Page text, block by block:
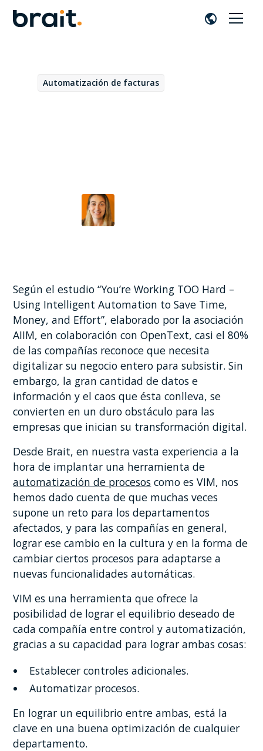
Automatización de facturas
Según el estudio “You’re Working TOO Hard –
Using Intelligent Automation to Save Time,
Money, and Effort”, elaborado por la asociación
AIIM, en colaboración con OpenText, casi el 80%
de las compañías reconoce que necesita
digitalizar su negocio entero para subsistir. Sin
embargo, la gran cantidad de datos e
información y el caos que ésta conlleva, se
convierten en un duro obstáculo para las
empresas que inician su transformación digital.
Desde Brait, en nuestra vasta experiencia a la
hora de implantar una herramienta de
automatización de procesos como es VIM, nos
hemos dado cuenta de que muchas veces
supone un reto para los departamentos
afectados, y para las compañías en general,
lograr ese cambio en la cultura y en la forma de
cambiar ciertos procesos para adaptarse a
nuevas funcionalidades automáticas.
VIM es una herramienta que ofrece la
posibilidad de lograr el equilibrio deseado de
cada compañía entre control y automatización,
gracias a su capacidad para lograr ambas cosas:
Establecer controles adicionales.
Automatizar procesos.
En lograr un equilibrio entre ambas, está la
clave en una buena optimización de cualquier
departamento.